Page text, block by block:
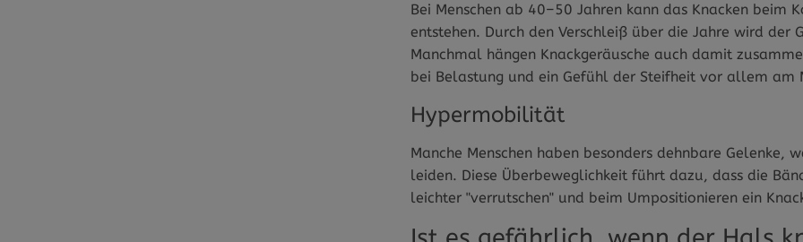
Bei Menschen ab 40–50 Jahren kann das Knacken beim
entstehen. Durch den Verschleiß über die Jahre wird
Manchmal hängen Knackgeräusche auch damit
bei Belastung und ein Gefühl der Steifheit vor allem am
Hypermobilität
Manche Menschen haben besonders dehnbare Gelenke,
leiden. Diese Überbeweglichkeit führt dazu, dass die
leichter "verrutschen" und beim Umpositionieren ein